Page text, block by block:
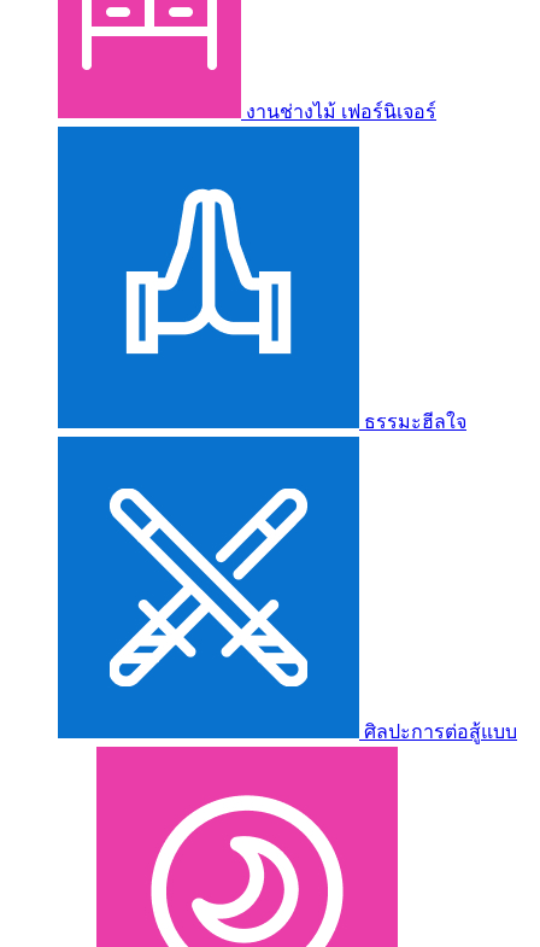
งานช่างไม้ เฟอร์นิเจอร์
ธรรมะฮีลใจ
ศิลปะการต่อสู้แบบ